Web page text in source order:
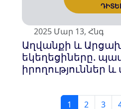
2025 Մար 13, Հնգ
Աղվանքի և
եկեղեցիները.
իրողություններ
1 2 3